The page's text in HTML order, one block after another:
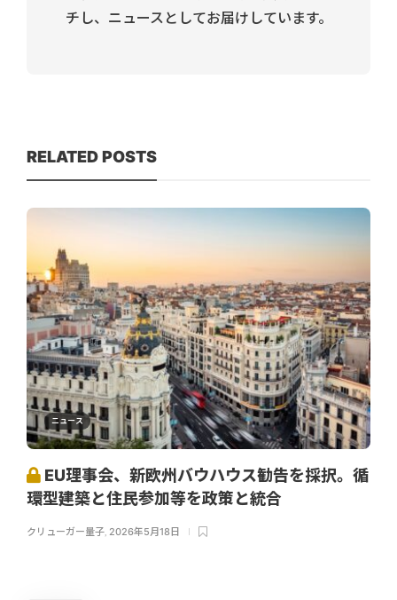
チし、ニュースとしてお届けしています。
RELATED POSTS
ニュース
EU理事会、新欧州バウハウス勧告を採択。循
環型建築と住民参加等を政策と統合
クリューガー量子 2026年5月18日